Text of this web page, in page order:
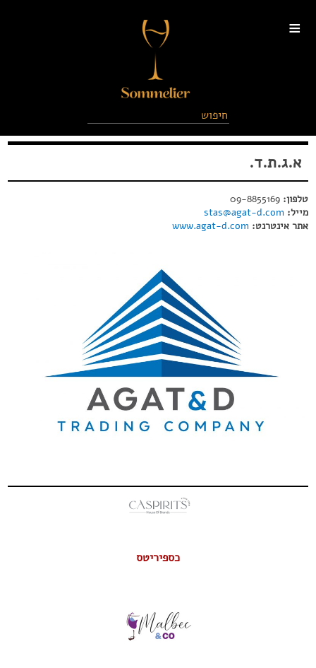
≡
א.ג.ת.ד.
טלפון: 09-8855169
מייל: stas@agat-d.com
אתר אינטרנט: www.agat-d.com
כספיריטס